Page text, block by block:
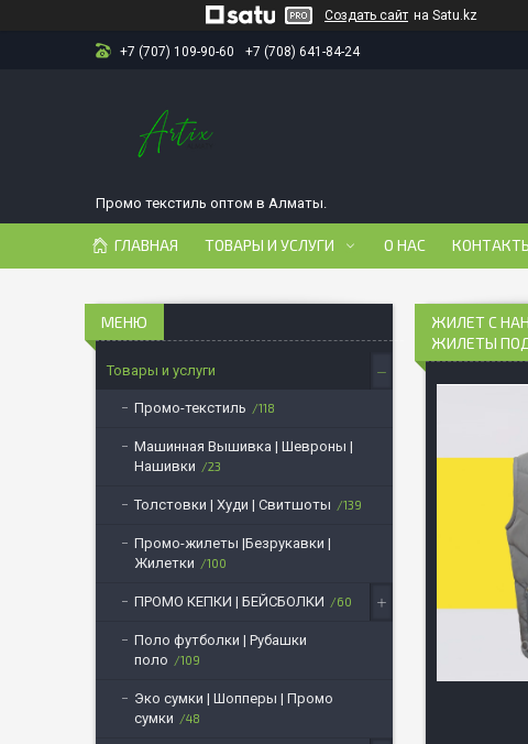
Создать сайт на Satu.kz
+7 (707) 109-90-60 +7 (708) 641-84-24
Промо текстиль оптом в Алматы.
ГЛАВНАЯ ТОВАРЫ И УСЛУГИ О НАС
ЖИЛЕТ С
ЖИЛЕТЫ
Товары и услуги
Промо-текстиль 118
Машинная Вышивка | Шевроны |
Нашивки
23
Толстовки | Худи | Свитшоты 139
Промо-жилеты |Безрукавки |
Жилетки
100
ПРОМО КЕПКИ | БЕЙСБОЛКИ 60
Поло футболки | Рубашки
поло
109
Эко сумки | Шопперы | Промо
сумки
48